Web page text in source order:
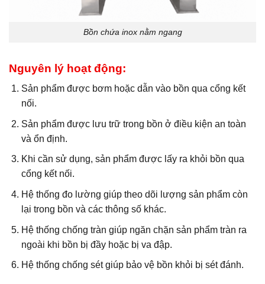
Bồn chứa inox nằm ngang
Nguyên lý hoạt động:
Sản phẩm được bơm hoặc dẫn vào bồn qua cổng kết
nối.
Sản phẩm được lưu trữ trong bồn ở điều kiện an toàn
và ổn định.
Khi cần sử dụng, sản phẩm được lấy ra khỏi bồn qua
cổng kết nối.
Hệ thống đo lường giúp theo dõi lượng sản phẩm còn
lại trong bồn và các thông số khác.
Hệ thống chống tràn giúp ngăn chặn sản phẩm tràn ra
ngoài khi bồn bị đầy hoặc bị va đập.
Hệ thống chống sét giúp bảo vệ bồn khỏi bị sét đánh.